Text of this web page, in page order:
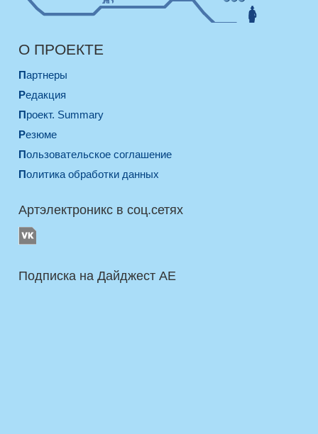
О ПРОЕКТЕ
Партнеры
Редакция
Проект. Summary
Резюме
Пользовательское соглашение
Политика обработки данных
Артэлектроникс в соц.сетях
Подписка на Дайджест AE